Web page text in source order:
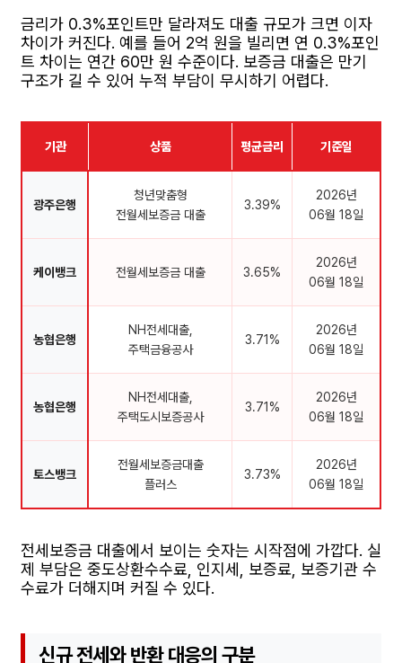
금리가 0.3%포인트만 달라져도 대출 규모가 크면 이자
차이가 커진다. 예를 들어 2억 원을 빌리면 연 0.3%포인
트 차이는 연간 60만 원 수준이다. 보증금 대출은 만기
구조가 길 수 있어 누적 부담이 무시하기 어렵다.
기관 상품 평균금리 기준일
광주은행
청년맞춤형
전월세보증금 대출
3.39%
2026년
06월 18일
케이뱅크 전월세보증금 대출 3.65%
2026년
06월 18일
농협은행
NH전세대출,
주택금융공사
3.71%
2026년
06월 18일
농협은행
NH전세대출,
주택도시보증공사
3.71%
2026년
06월 18일
토스뱅크
전월세보증금대출
플러스
3.73%
2026년
06월 18일
전세보증금 대출에서 보이는 숫자는 시작점에 가깝다. 실
제 부담은 중도상환수수료, 인지세, 보증료, 보증기관 수
수료가 더해지며 커질 수 있다.
신규 전세와 반환 대응의 구분